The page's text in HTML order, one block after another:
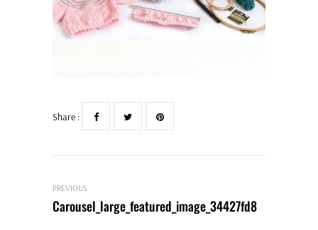
Share :
PREVIOUS
Carousel_large_featured_image_34427fd8